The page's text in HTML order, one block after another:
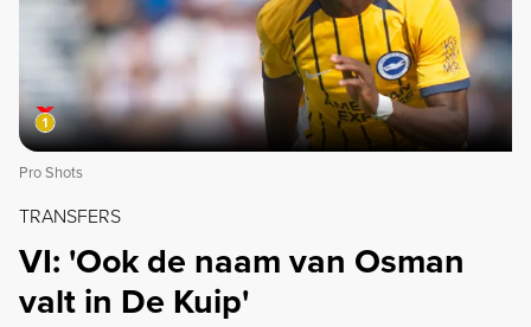
Pro Shots
TRANSFERS
VI: 'Ook de naam van Osman
valt in De Kuip'